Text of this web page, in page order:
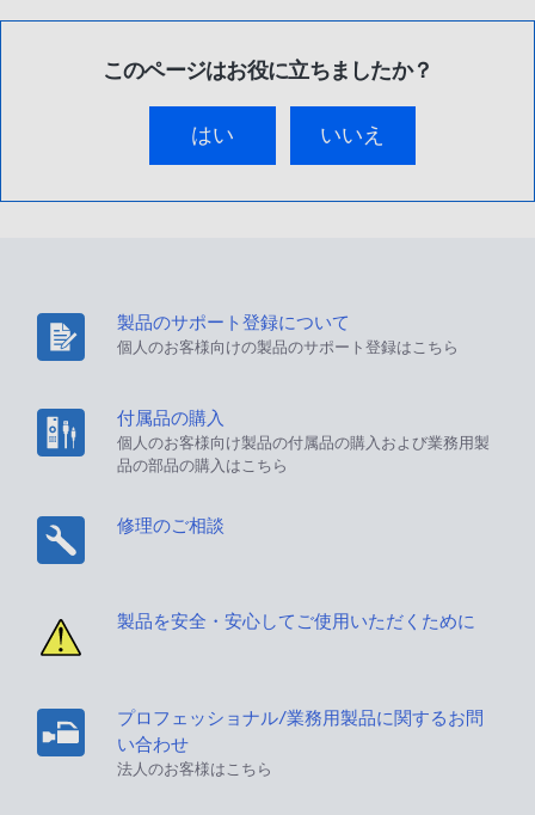
このページはお役に立ちましたか？
はい いいえ
製品のサポート登録について
個人のお客様向けの製品のサポート登録はこちら
付属品の購入
個人のお客様向け製品の付属品の購入および業務用製
品の部品の購入はこちら
修理のご相談
製品を安全・安心してご使用いただくために
プロフェッショナル/業務用製品に関するお問
い合わせ
法人のお客様はこちら